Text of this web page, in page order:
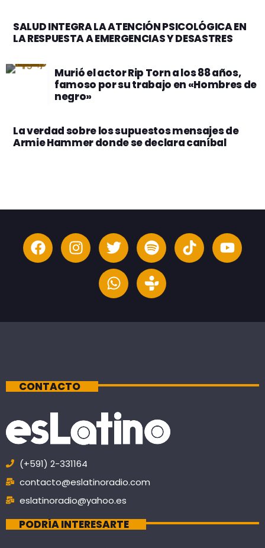
SALUD INTEGRA LA ATENCIÓN PSICOLÓGICA EN
LA RESPUESTA A EMERGENCIAS Y DESASTRES
Murió el actor Rip Torn a los 88 años,
famoso por su trabajo en «Hombres de
negro»
La verdad sobre los supuestos mensajes de
Armie Hammer donde se declara caníbal
CONTACTO
(+591) 2-331164
contacto@eslatinoradio.com
eslatinoradio@yahoo.es
PODRÍA INTERESARTE